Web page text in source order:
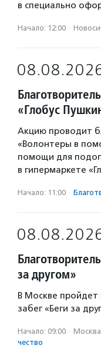
в специально
Начало: 12:00 ·
«Глобус
Акцию проводит
«Волонтеры в
помощи для
в гипермаркете
Начало: 11:00 ·
за другом»
В Москве пройдет
забег «Беги за
Начало: 09:00 · Москва
чест­во